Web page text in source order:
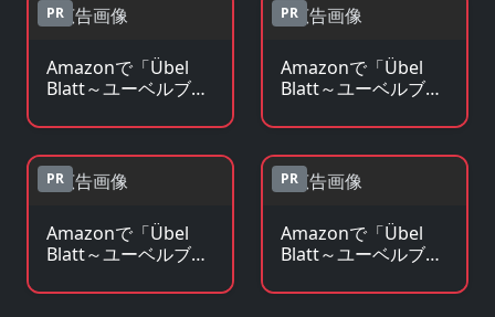
PR
Amazonで「Übel
Blatt～ユーベルブラ
DVDを見る
PR
Amazonで「Übel
Blatt～ユーベルブラ
ックを見る
PR
Amazonで「Übel
Blatt～ユーベルブラ
説・ラノベを見る
PR
Amazonで「Übel
Blatt～ユーベルブラ
フィギュアを見る